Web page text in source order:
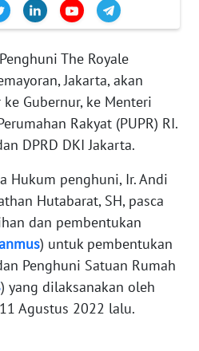
Penghuni The Royale
Jakarta, akan
Gubernur, ke Menteri
Rakyat (PUPR) RI.
DPRD DKI Jakarta.
Hukum penghuni, Ir. Andi
Hutabarat, SH, pasca
dan pembentukan
) untuk pembentukan
Penghuni Satuan Rumah
) yang dilaksanakan oleh
Agustus 2022 lalu.